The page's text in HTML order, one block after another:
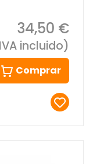
34,50 €
incluido)
Comprar